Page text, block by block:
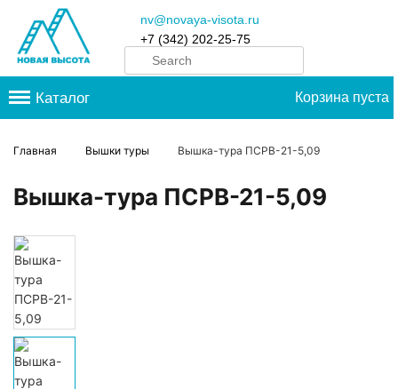
nv@novaya-visota.ru
+7 (342) 202-25-75
Корзина пуста
Каталог
Главная Вышки туры Вышка-тура ПСРВ-21-5,09
Вышка-тура ПСРВ-21-5,09